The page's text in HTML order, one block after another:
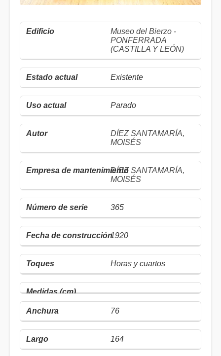
Museo del Bierzo -
PONFERRADA
(CASTILLA Y LEÓN)
Existente
Parado
DÍEZ SANTAMARÍA,
MOISÉS
DÍEZ SANTAMARÍA,
MOISÉS
365
1920
Horas y cuartos
76
164